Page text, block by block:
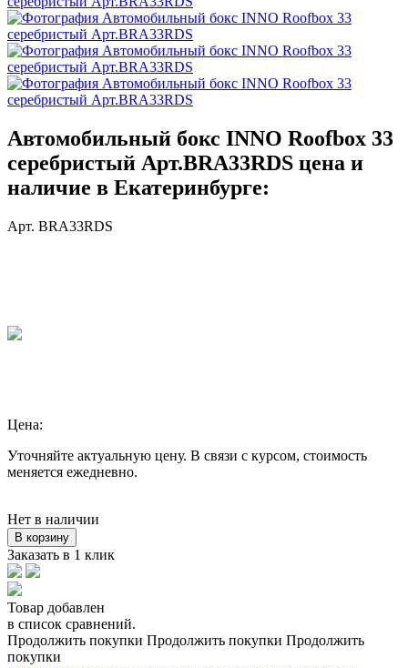
Автомобильный бокс INNO Roofbox 33
серебристый Арт.BRA33RDS цена и
наличие в Екатеринбурге:
Арт. BRA33RDS
Цена:
Уточняйте актуальную цену. В связи с курсом, стоимость
меняется ежедневно.
Нет в наличии
В корзину
Заказать в 1 клик
Товар добавлен
в список сравнений.
Продолжить покупки Продолжить покупки Продолжить
покупки